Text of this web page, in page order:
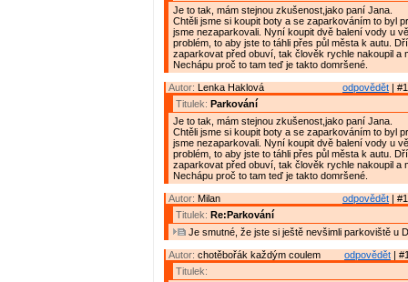
Je to tak, mám stejnou zkušenost,jako paní Jana.
Chtěli jsme si koupit boty a se zaparkováním to byl
jsme nezaparkovali. Nyní koupit dvě balení vody u
problém, to aby jste to táhli přes půl města k autu.
zaparkovat před obuví, tak člověk rychle nakoupil a
Nechápu proč to tam teď je takto domršené.
odpovědět |
Autor: Lenka Haklová
Titulek: Parkování
Je to tak, mám stejnou zkušenost,jako paní Jana.
Chtěli jsme si koupit boty a se zaparkováním to byl
jsme nezaparkovali. Nyní koupit dvě balení vody u
problém, to aby jste to táhli přes půl města k autu.
zaparkovat před obuví, tak člověk rychle nakoupil a
Nechápu proč to tam teď je takto domršené.
odpovědět |
Autor: Milan
Titulek: Re:Parkování
Je smutné, že jste si ještě nevšimli parkoviště u
odpovědět |
Autor: chotěbořák každým coulem
Titulek: